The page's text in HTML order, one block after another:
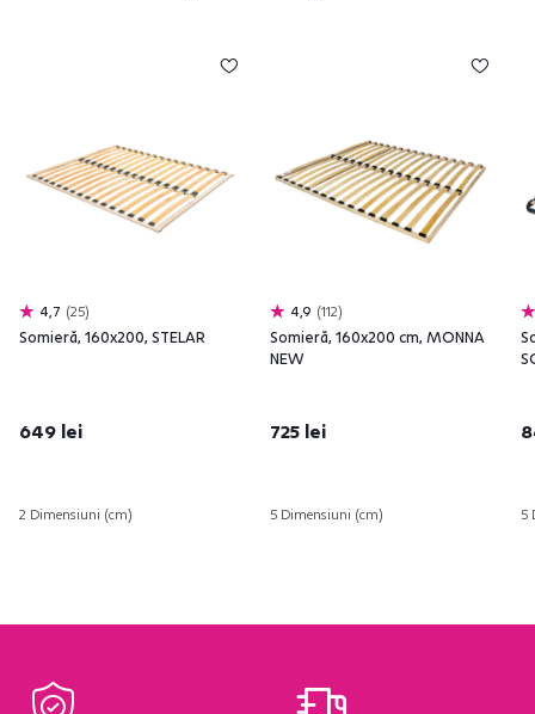
4,7 25
Somieră, 160x200, STELAR
649 lei
2 Dimensiuni (cm)
4,9 112
Somieră, 160x200 cm, MONNA
NEW
725 lei
5 Dimensiuni (cm) 5